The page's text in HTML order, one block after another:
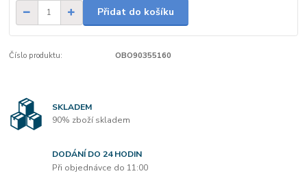
Přidat do košíku
Číslo produktu: OBO90355160
SKLADEM
90% zboží skladem
DODÁNÍ DO 24 HODIN
Při objednávce do 11:00